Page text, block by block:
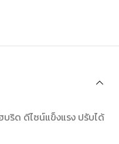
บริด ดีไซน์แข็งแรง ปรับได้